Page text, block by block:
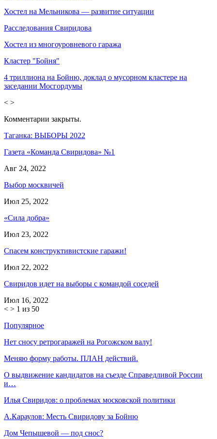
Хостел на Мельникова — развитие ситуации
Расследования Свиридова
Хостел из многоуровневого гаража
Кластер "Бойня"
4 триллиона на Бойню, доклад о мусорном кластере на
заседании Мосгордумы
< >
Комментарии закрыты.
Таганка: ВЫБОРЫ 2022
Газета «Команда Свиридова» №1
Авг 24, 2022
Выбор москвичей
Июл 25, 2022
«Сила добра»
Июл 23, 2022
Спасем конструктивистские гаражи!
Июл 22, 2022
Свиридов идет на выборы с командой соседей
Июл 16, 2022
< > 1 из 50
Популярное
Нет сносу ретрогаражей на Рогожском валу!
Меняю форму работы. ПЛАН действий.
О выдвижение кандидатов на съезде Справедливой России
и…
Илья Свиридов: о проблемах московской политики
А.Караулов: Месть Свиридову за Бойню
Дом Чепышевой — под снос?